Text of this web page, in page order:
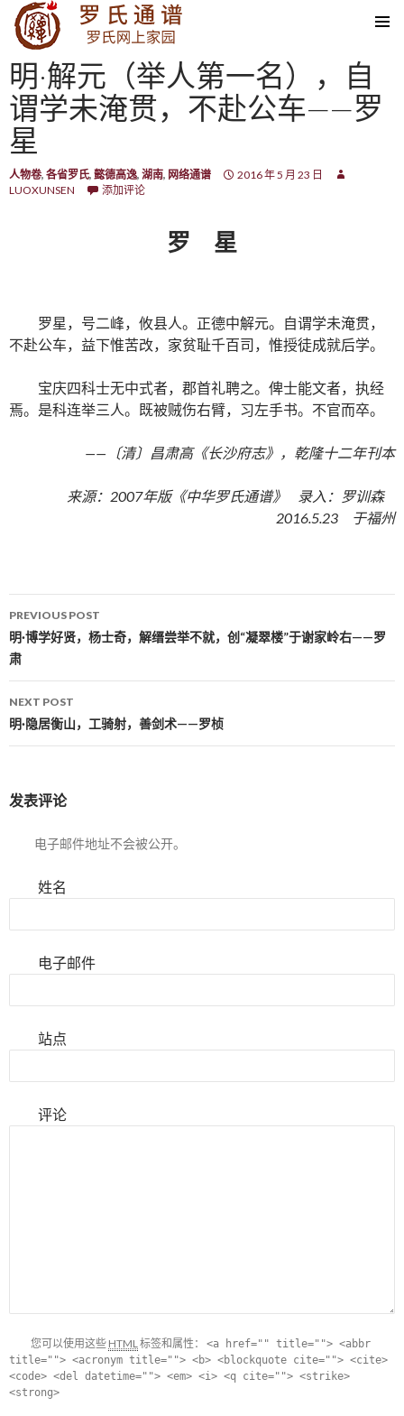
SKIP TO CONTENT
明·解元（举人第一名），自
谓学未淹贯，不赴公车——罗
星
人物卷, 各省罗氏, 懿德高逸, 湖南, 网络通谱
2016 年 5 月 23 日
LUOXUNSEN
添加评论
罗 星
罗星，号二峰，攸县人。正德中解元。自谓学未淹贯，
不赴公车，益下惟苦改，家贫耻千百司，惟授徒成就后学。
宝庆四科士无中式者，郡首礼聘之。俾士能文者，执经
焉。是科连举三人。既被贼伤右臂，习左手书。不官而卒。
——〔清〕昌肃高《长沙府志》，乾隆十二年刊本
来源：2007年版《中华罗氏通谱》 录入：罗训森
2016.5.23 于福州
Post navigation
PREVIOUS POST
明·博学好贤，杨士奇，解缙尝举不就，创“凝翠楼”于谢家岭右——罗
肃
NEXT POST
明·隐居衡山，工骑射，善剑术——罗桢
发表评论
电子邮件地址不会被公开。
姓名
电子邮件
站点
评论
您可以使用这些 HTML标签和属性： <a href="" title=""> <abbr
title=""> <acronym title=""> <b> <blockquote cite=""> <cite>
<code> <del datetime=""> <em> <i> <q cite=""> <strike>
<strong>